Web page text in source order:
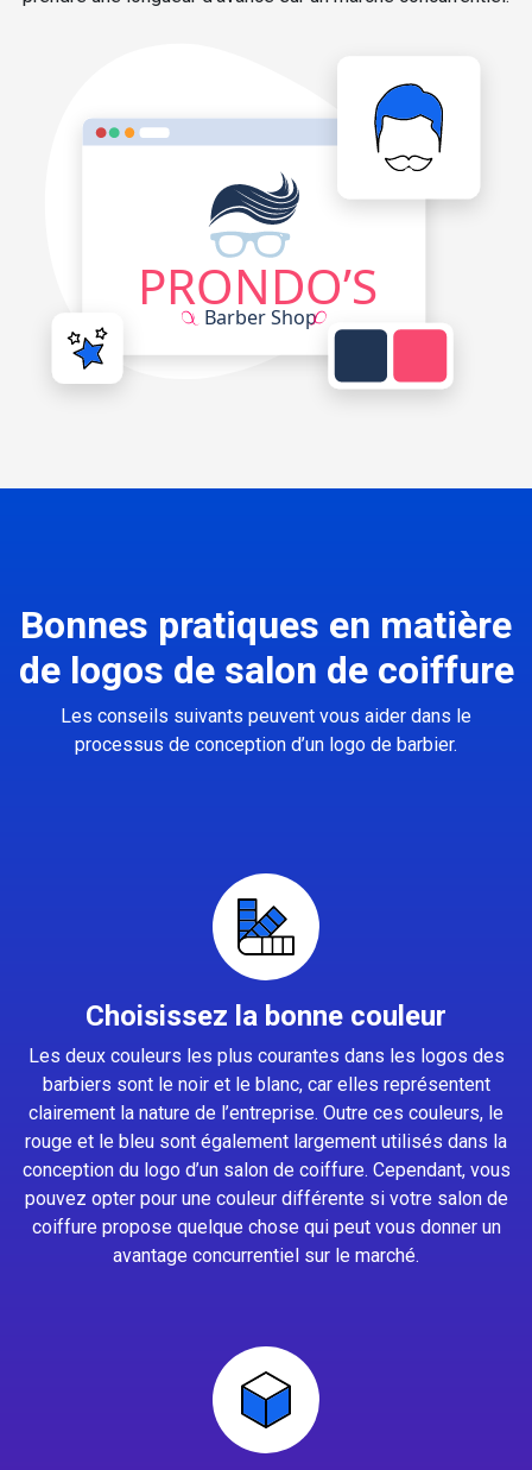
Bonnes pratiques en matière
de logos de salon de coiffure
Les conseils suivants peuvent vous aider dans le
processus de conception d’un logo de barbier.
Choisissez la bonne couleur
Les deux couleurs les plus courantes dans les logos des
barbiers sont le noir et le blanc, car elles représentent
clairement la nature de l’entreprise. Outre ces couleurs, le
rouge et le bleu sont également largement utilisés dans la
conception du logo d’un salon de coiffure. Cependant, vous
pouvez opter pour une couleur différente si votre salon de
coiffure propose quelque chose qui peut vous donner un
avantage concurrentiel sur le marché.